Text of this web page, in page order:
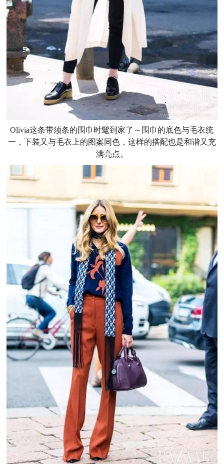
Olivia这条带须条的围巾时髦到家了～围巾的底色与毛衣统
一，下装又与毛衣上的图案同色，这样的搭配也是和谐又充
满亮点。